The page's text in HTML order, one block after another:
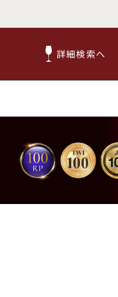
詳細検索へ
詳細検索へ